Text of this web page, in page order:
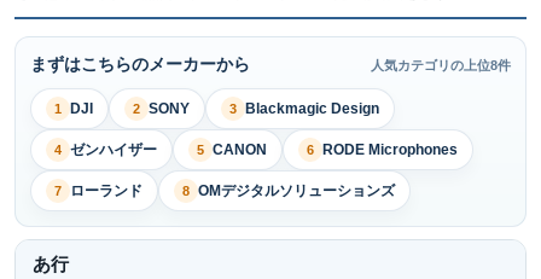
まずはこちらのメーカーから 人気カテゴリの上位8件
1 DJI 2 SONY 3 Blackmagic Design
4 ゼンハイザー 5 CANON 6 RODE Microphones
7 ローランド 8 OMデジタルソリューションズ
あ行